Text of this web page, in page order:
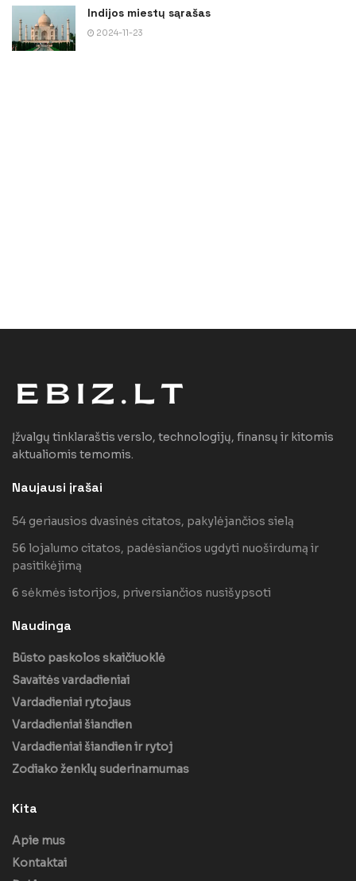
Indijos miestų sąrašas
2024-11-23
Įžvalgų tinklaraštis verslo, technologijų, finansų ir kitomis
aktualiomis temomis.
Naujausi įrašai
54 geriausios dvasinės citatos, pakylėjančios sielą
56 lojalumo citatos, padėsiančios ugdyti nuoširdumą ir
pasitikėjimą
6 sėkmės istorijos, priversiančios nusišypsoti
Naudinga
Būsto paskolos skaičiuoklė
Savaitės vardadieniai
Vardadieniai rytojaus
Vardadieniai šiandien
Vardadieniai šiandien ir rytoj
Zodiako ženklų suderinamumas
Kita
Apie mus
Kontaktai